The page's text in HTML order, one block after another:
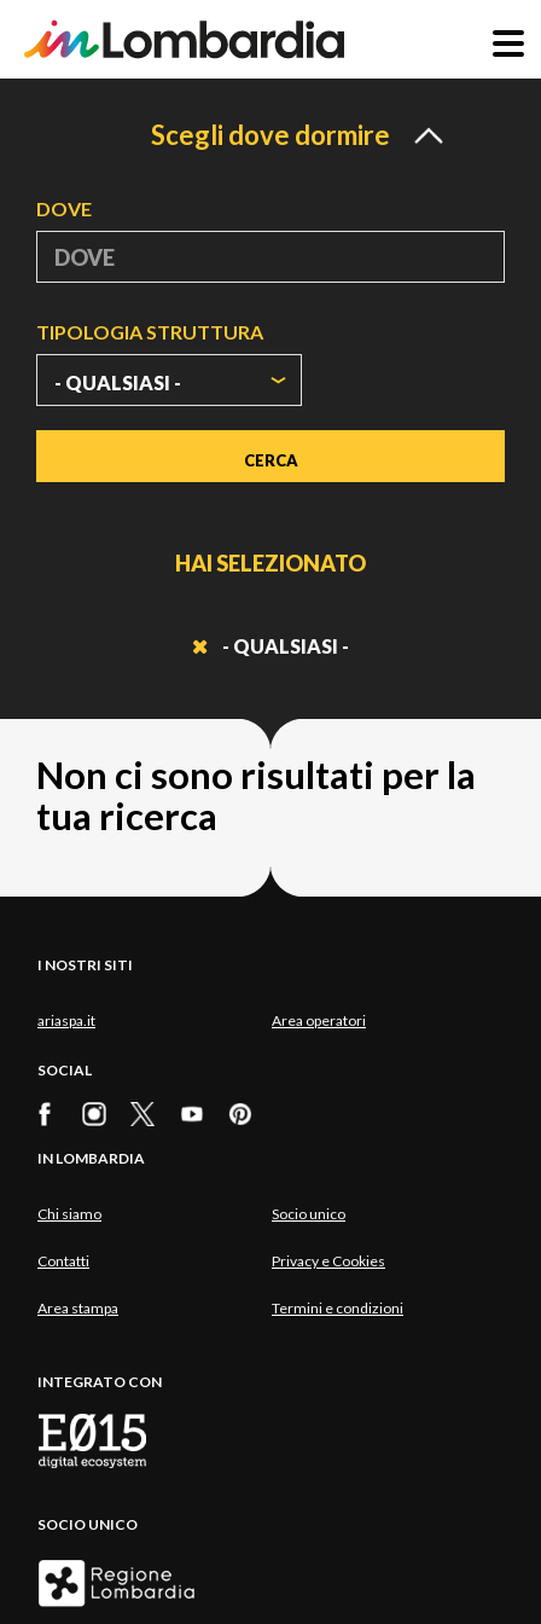
Scegli dove dormire
DOVE
TIPOLOGIA STRUTTURA
HAI SELEZIONATO
- QUALSIASI -
Non ci sono risultati per la
tua ricerca
I NOSTRI SITI
ariaspa.it Area operatori
SOCIAL
IN LOMBARDIA
Chi siamo Socio unico
Contatti Privacy e Cookies
Area stampa Termini e condizioni
INTEGRATO CON
SOCIO UNICO